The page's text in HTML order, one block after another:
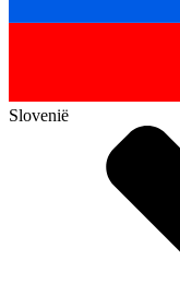
Slovenië